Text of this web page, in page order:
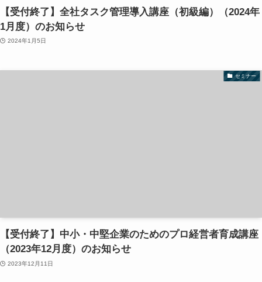
【受付終了】全社タスク管理導入講座（初級編）（2024年
1月度）のお知らせ
2024年1月5日
セミナー
【受付終了】中小・中堅企業のためのプロ経営者育成講座
（2023年12月度）のお知らせ
2023年12月11日